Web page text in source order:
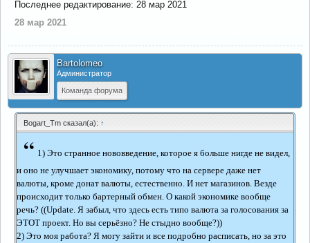
Последнее редактирование: 28 мар 2021
28 мар 2021
Bartolomeo
Администратор
Команда форума
Bogart_Tm сказал(а): ↑
“ 1) Это странное нововведение, которое я больше нигде не видел,
и оно не улучшает экономику, потому что на сервере даже нет
валюты, кроме донат валюты, естественно. И нет магазинов. Везде
происходит только бартерный обмен. О какой экономике вообще
речь? ((Update. Я забыл, что здесь есть типо валюта за голосования за
ЭТОТ проект. Но вы серьёзно? Не стыдно вообще?))
2) Это моя работа? Я могу зайти и все подробно расписать, но за это